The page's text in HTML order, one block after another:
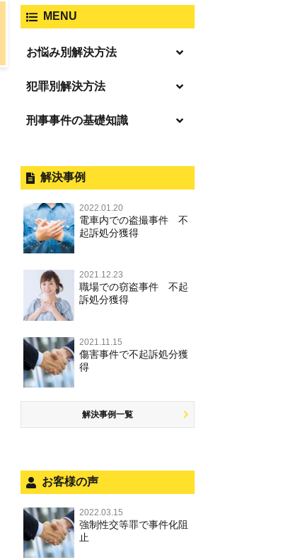
MENU
お悩み別解決方法
「逮捕」について適切に知ること
起訴後、前科がつくのを避けるた
逮捕されたら
釈放してほしい
逮捕後、早急な釈放・保釈を望む
ときにすべきこと
被害者との示談を円満に進めるた
めには
こと
刑事事件で被疑者を不起訴処分に
するには
事件を秘密にするためにとるべき
自首・出頭の不安や悩みを解消す
るためには
犯罪別解決方法
事件別－暴力事件
暴行・傷害
殺人
過失致死・過失傷害
脅迫・強要
逮捕・監禁
略取・誘拐・人身売買
業務妨害
公務執行妨害
性犯罪 TOP
痴漢
盗撮，のぞき
つ，準強制わいせつ），監護者わ
いせつ
不同意性交等・監護者性交等
淫行・援助交際
公然わいせつ罪，わいせつ物頒布
罪，淫行勧誘罪
児童ポルノ，リベンジポルノ
事件別－財産犯
財産犯 TOP
窃盗罪
強盗罪
詐欺罪
恐喝罪
横領・背任
盗品売買・譲り受け等
知的財産と刑事事件
事件別－薬物事件
薬物事件 TOP
覚せい剤
大麻
危険ドラッグ
事件別－交通違反・交通事故
交通違反・交通事故 TOP
人身事故・死亡事故
ひき逃げ・当て逃げ
無免許運転
飲酒運転
危険運転行為等
その他
その他 TOP
著作権法違反
商標法違反
犯罪収益移転防止法違反
ネット犯罪
児童虐待・保護責任者遺棄
文書偽造・偽造文書行使
刑事事件の基礎知識
外国人事件の手続きと特色
刑事裁判の概要・手続
公務員の逮捕・刑事事件
控訴・上告
国選弁護士と私選弁護士の違い
裁判員裁判
取調べの注意点
少年事件の手続と特色
少年事件の処分
法人と刑事事件（脱税関係，従業
員逮捕，予防法務等）
面会・差し入れ
解決事例
2022.01.20
電車内での盗撮事件 不
起訴処分獲得
2021.12.23
職場での窃盗事件 不起
訴処分獲得
2021.11.15
傷害事件で不起訴処分獲
得
解決事例一覧
お客様の声
2022.03.15
強制性交等罪で事件化阻
止